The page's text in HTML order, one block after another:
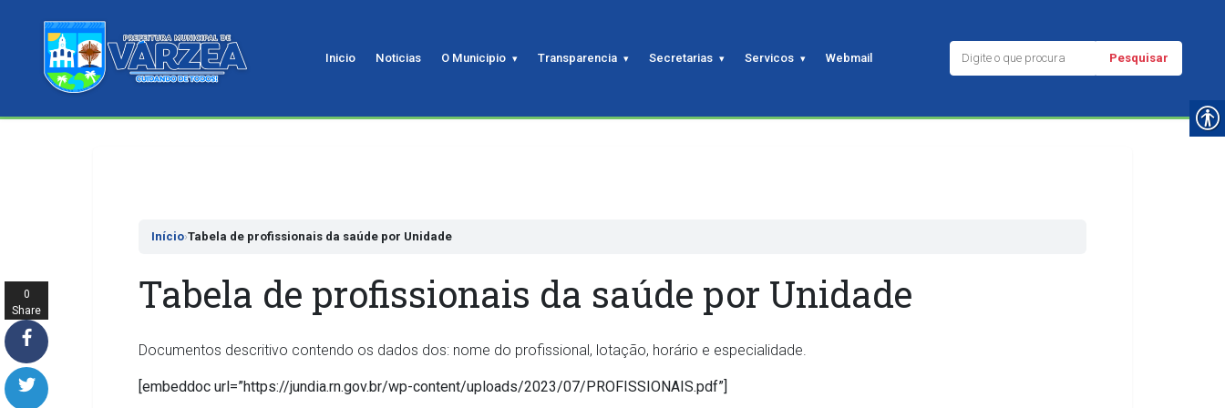
Inicio Noticias O Municipio Transparencia Secretarias Servicos Webmail Pesquisar
Início›Tabela de profissionais da saúde por Unidade
Tabela de profissionais da saúde por Unidade
Documentos descritivo contendo os dados dos: nome do profissional, lotação, horário e especialidade.
[embeddoc url=”https://jundia.rn.gov.br/wp-content/uploads/2023/07/PROFISSIONAIS.pdf”]
0
Share
s